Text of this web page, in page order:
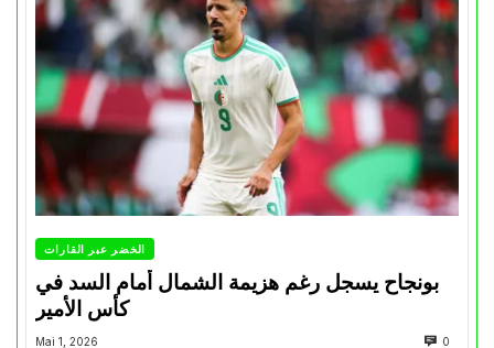
الخضر عبر القارات
بونجاح يسجل رغم هزيمة الشمال أمام السد في
كأس الأمير
Mai 1, 2026 0